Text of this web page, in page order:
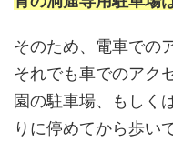
そのため、電車での
それでも車でのアク
園の駐車場、もしく
りに停めてから歩い